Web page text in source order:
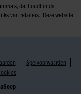
dat houdt in dat
van retailers. Deze website
Spelvoorwaarden